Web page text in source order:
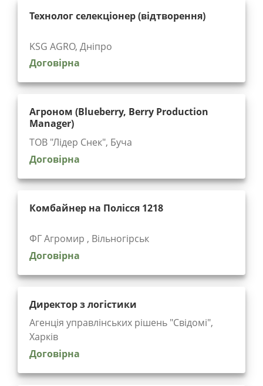
Технолог селекціонер (відтворення)
KSG AGRO, Дніпро
Договірна
Агроном (Blueberry, Berry Production
Manager)
ТОВ "Лідер Снек", Буча
Договірна
Комбайнер на Полісся 1218
ФГ Агромир , Вільногірськ
Договірна
Директор з логістики
Агенція управлінських рішень "Cвідомі",
Харків
Договірна